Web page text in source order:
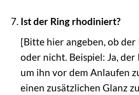
Ist der Ring rhodiniert?
[Bitte hier angeben, ob
oder nicht. Beispiel: Ja,
um ihn vor dem Anlaufen
einen zusätzlichen Glanz